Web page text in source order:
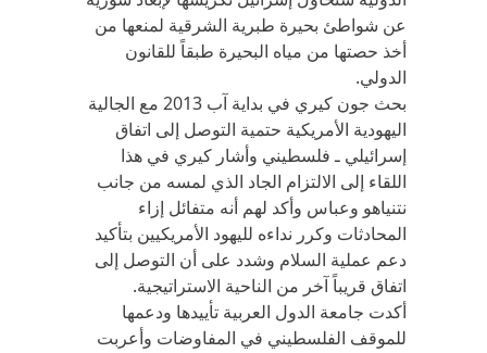
عن شواطئ بحيرة طبرية الشرقية لمنعها من
أخذ حصتها من مياه البحيرة طبقاً للقانون
الدولي.
بحث جون كيري في بداية آب 2013 مع الجالية
اليهودية الأمريكية حتمية التوصل إلى اتفاق
إسرائيلي ـ فلسطيني وأشار كيري في هذا
اللقاء إلى الالتزام الجاد الذي لمسه من جانب
نتنياهو وعباس وأكد لهم أنه متفائل إزاء
المحادثات وكرر نداءه لليهود الأمريكيين بتأكيد
دعم عملية السلام وشدد على أن التوصل إلى
اتفاق قريباً آخر من الناحية الاستراتيجية.
أكدت جامعة الدول العربية تأييدها ودعمها
للموقف الفلسطيني في المفاوضات وأعربت